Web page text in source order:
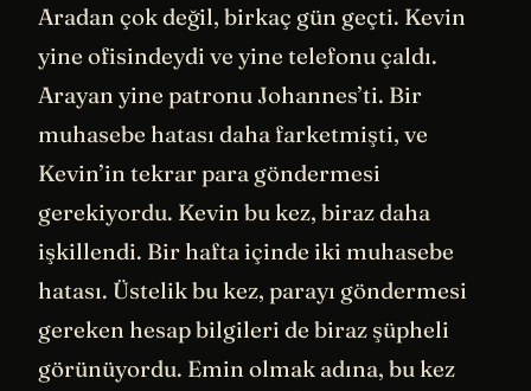
Aradan çok değil, birkaç gün geçti. Kevin
yine ofisindeydi ve yine telefonu çaldı.
Arayan yine patronu Johannes’ti. Bir
muhasebe hatası daha farketmişti, ve
Kevin’in tekrar para göndermesi
gerekiyordu. Kevin bu kez, biraz daha
işkillendi. Bir hafta içinde iki muhasebe
hatası. Üstelik bu kez, parayı göndermesi
gereken hesap bilgileri de biraz şüpheli
görünüyordu. Emin olmak adına, bu kez